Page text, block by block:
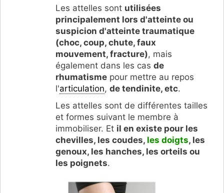
Les attelles sont utilisées
principalement lors d'atteinte ou
suspicion d'atteinte traumatique
(choc, coup, chute, faux
mouvement, fracture), mais
également dans les cas de
rhumatisme pour mettre au repos
l'articulation, de tendinite, etc.
Les attelles sont de différentes tailles
et formes suivant le membre à
immobiliser. Et il en existe pour les
chevilles, les coudes, les doigts, les
genoux, les hanches, les orteils ou
les poignets.